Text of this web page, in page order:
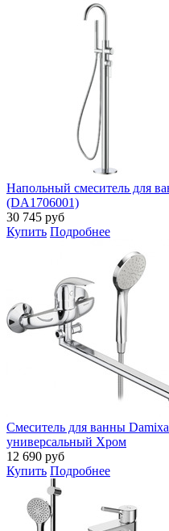
Напольный смеситель для
(DA1706001)
30 745 руб
Купить Подробнее
Смеситель для ванны
универсальный Хром
12 690 руб
Купить Подробнее